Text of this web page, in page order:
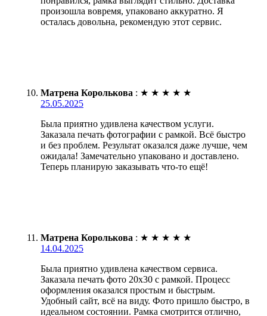
произошла вовремя, упаковано аккуратно. Я
осталась довольна, рекомендую этот сервис.
Матрена Королькова : ★ ★ ★ ★ ★
25.05.2025
Была приятно удивлена качеством услуги.
Заказала печать фотографии с рамкой. Всё быстро
и без проблем. Результат оказался даже лучше, чем
ожидала! Замечательно упаковано и доставлено.
Теперь планирую заказывать что-то ещё!
Матрена Королькова : ★ ★ ★ ★ ★
14.04.2025
Была приятно удивлена качеством сервиса.
Заказала печать фото 20х30 с рамкой. Процесс
оформления оказался простым и быстрым.
Удобный сайт, всё на виду. Фото пришло быстро, в
идеальном состоянии. Рамка смотрится отлично,